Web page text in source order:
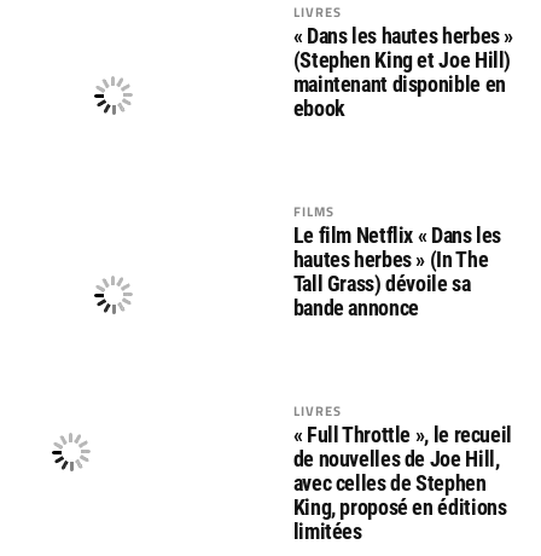
LIVRES
« Dans les hautes herbes »
(Stephen King et Joe Hill)
maintenant disponible en
ebook
FILMS
Le film Netflix « Dans les
hautes herbes » (In The
Tall Grass) dévoile sa
bande annonce
LIVRES
« Full Throttle », le recueil
de nouvelles de Joe Hill,
avec celles de Stephen
King, proposé en éditions
limitées